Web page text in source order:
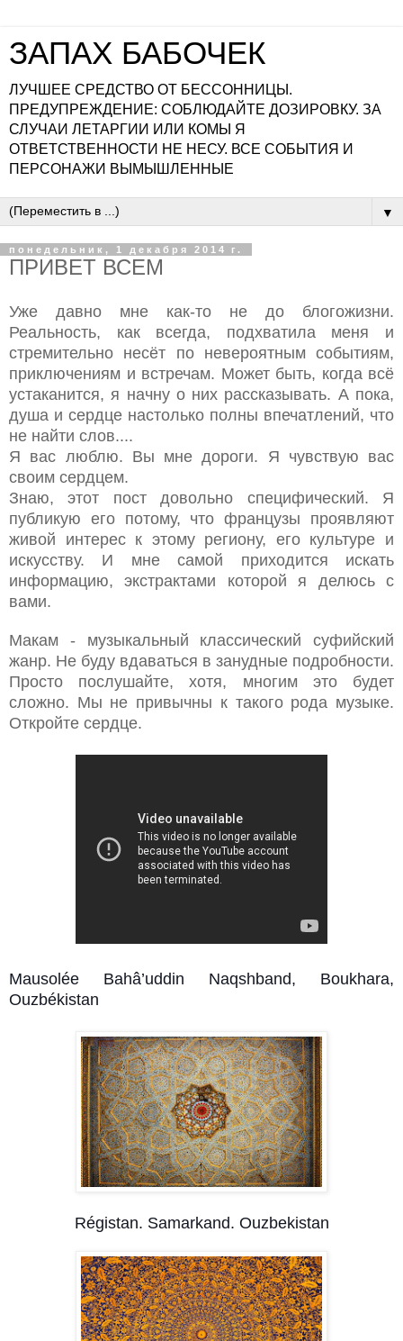
ЗАПАХ БАБОЧЕК
ЛУЧШЕЕ СРЕДСТВО ОТ БЕССОННИЦЫ.
ПРЕДУПРЕЖДЕНИЕ: СОБЛЮДАЙТЕ ДОЗИРОВКУ. ЗА
СЛУЧАИ ЛЕТАРГИИ ИЛИ КОМЫ Я
ОТВЕТСТВЕННОСТИ НЕ НЕСУ. ВСЕ СОБЫТИЯ И
ПЕРСОНАЖИ ВЫМЫШЛЕННЫЕ
▼
понедельник, 1 декабря 2014 г.
ПРИВЕТ ВСЕМ
Уже давно мне как-то не до блогожизни.
Реальность, как всегда, подхватила меня и
стремительно несёт по невероятным событиям,
приключениям и встречам. Может быть, когда всё
устаканится, я начну о них рассказывать. А пока,
душа и сердце настолько полны впечатлений, что
не найти слов....
Я вас люблю. Вы мне дороги. Я чувствую вас
своим сердцем.
Знаю, этот пост довольно специфический. Я
публикую его потому, что французы проявляют
живой интерес к этому региону, его культуре и
искусству. И мне самой приходится искать
информацию, экстрактами которой я делюсь с
вами.
Макам - музыкальный классический суфийский
жанр. Не буду вдаваться в занудные подробности.
Просто послушайте, хотя, многим это будет
сложно. Мы не привычны к такого рода музыке.
Откройте сердце.
Mausolée Bahâ’uddin Naqshband, Boukhara,
Ouzbékistan
Régistan. Samarkand. Ouzbekistan